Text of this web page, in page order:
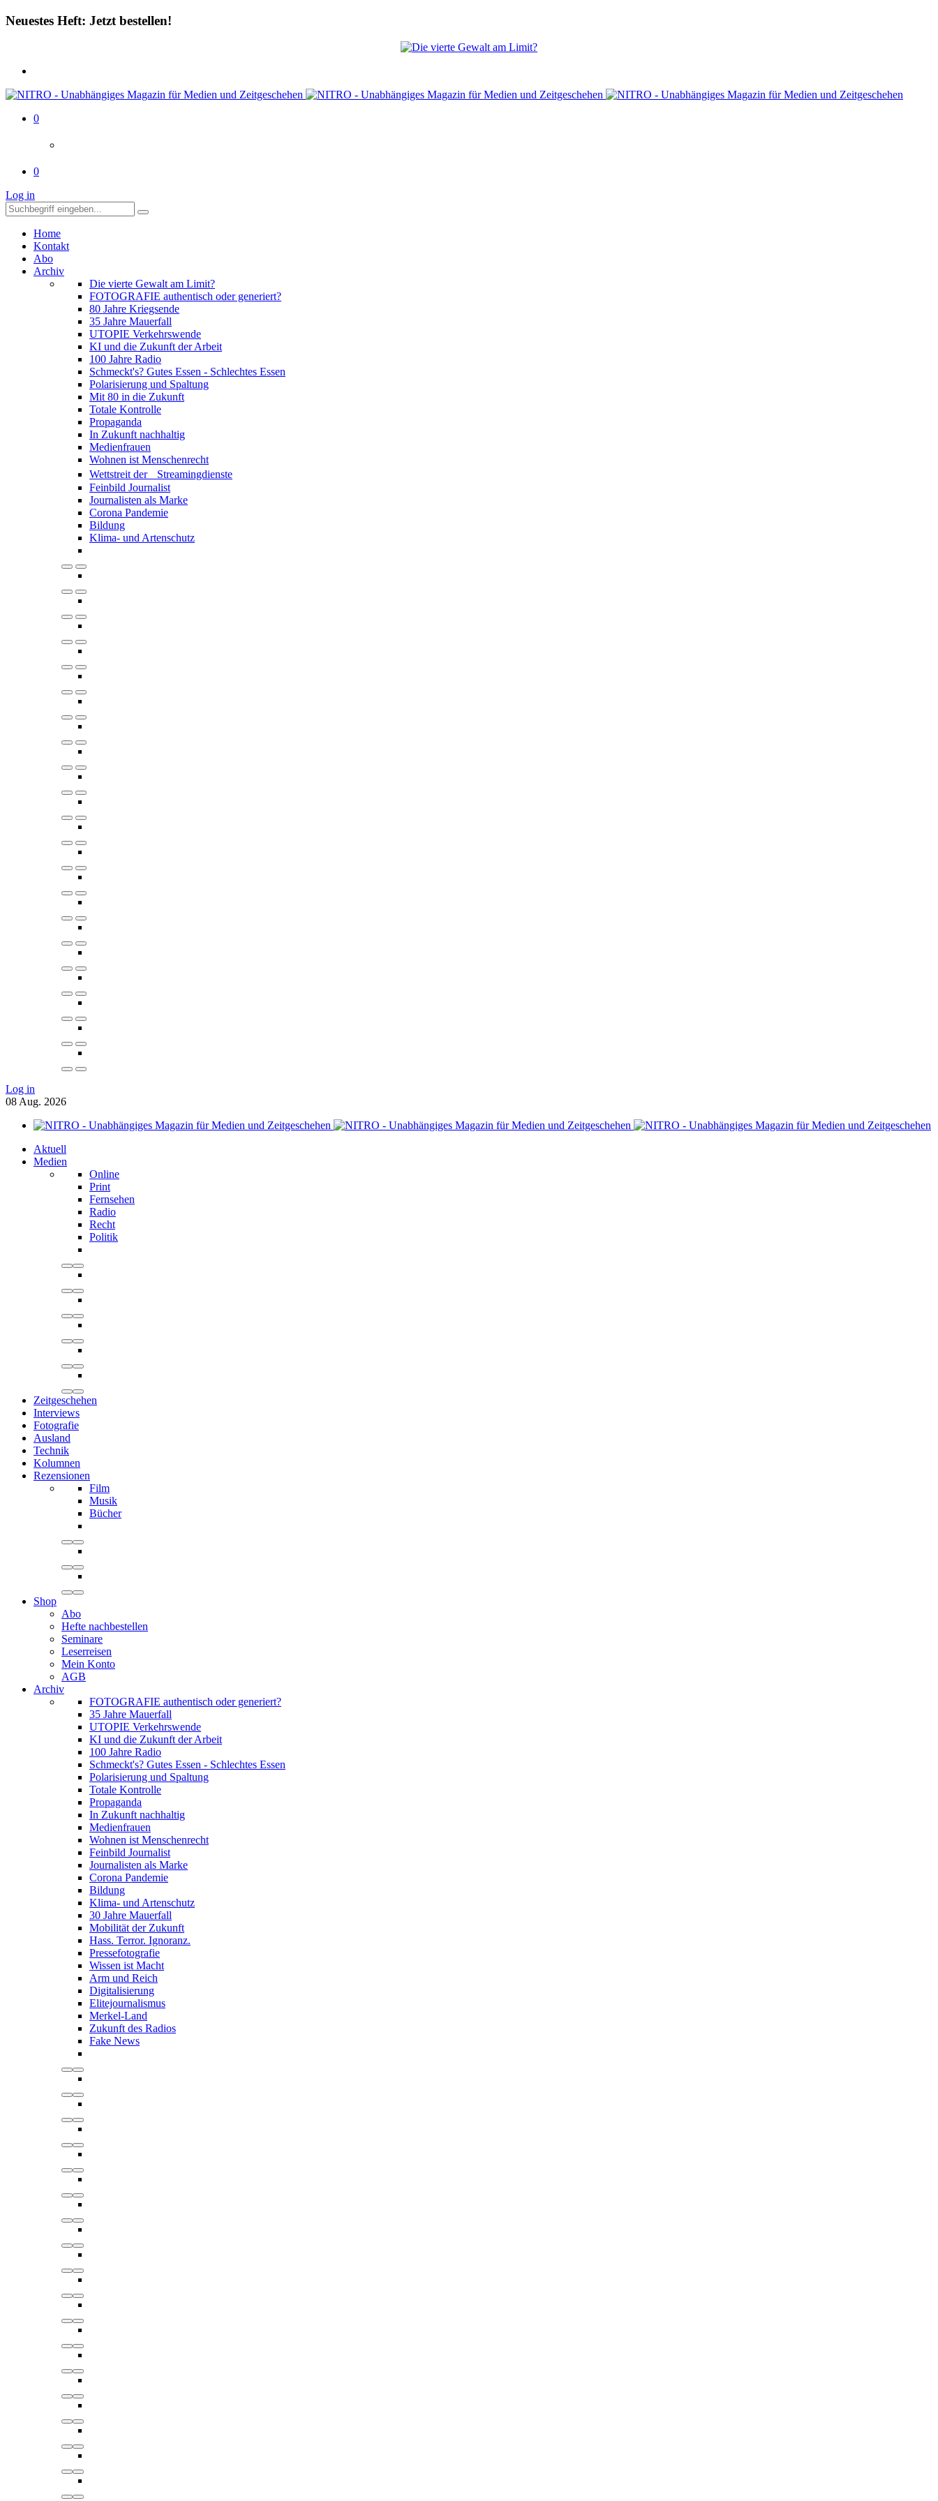
Neuestes Heft: Jetzt bestellen!
0
0
Log in
Home
Kontakt
Abo
Archiv
Die vierte Gewalt am Limit?
FOTOGRAFIE authentisch oder generiert?
80 Jahre Kriegsende
35 Jahre Mauerfall
UTOPIE Verkehrswende
KI und die Zukunft der Arbeit
100 Jahre Radio
Schmeckt's? Gutes Essen - Schlechtes Essen
Polarisierung und Spaltung
Mit 80 in die Zukunft
Totale Kontrolle
Propaganda
In Zukunft nachhaltig
Medienfrauen
Wohnen ist Menschenrecht
Wettstreit der Streamingdienste
Feinbild Journalist
Journalisten als Marke
Corona Pandemie
Bildung
Klima- und Artenschutz
Log in
08 Aug. 2026
Aktuell
Medien
Online
Print
Fernsehen
Radio
Recht
Politik
Zeitgeschehen
Interviews
Fotografie
Ausland
Technik
Kolumnen
Rezensionen
Film
Musik
Bücher
Shop
Abo
Hefte nachbestellen
Seminare
Leserreisen
Mein Konto
AGB
Archiv
FOTOGRAFIE authentisch oder generiert?
35 Jahre Mauerfall
UTOPIE Verkehrswende
KI und die Zukunft der Arbeit
100 Jahre Radio
Schmeckt's? Gutes Essen - Schlechtes Essen
Polarisierung und Spaltung
Totale Kontrolle
Propaganda
In Zukunft nachhaltig
Medienfrauen
Wohnen ist Menschenrecht
Feinbild Journalist
Journalisten als Marke
Corona Pandemie
Bildung
Klima- und Artenschutz
30 Jahre Mauerfall
Mobilität der Zukunft
Hass. Terror. Ignoranz.
Pressefotografie
Wissen ist Macht
Arm und Reich
Digitalisierung
Elitejournalismus
Merkel-Land
Zukunft des Radios
Fake News